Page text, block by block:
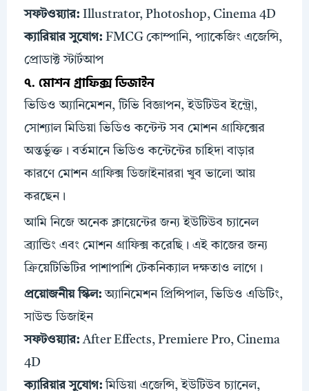
সফটওয়্যার: Illustrator, Photoshop, Cinema 4D
ক্যারিয়ার সুযোগ: FMCG কোম্পানি, প্যাকেজিং এজেন্সি,
প্রোডাক্ট স্টার্টআপ
৭. মোশন গ্রাফিক্স ডিজাইন
ভিডিও অ্যানিমেশন, টিভি বিজ্ঞাপন, ইউটিউব ইন্ট্রো,
সোশ্যাল মিডিয়া ভিডিও কন্টেন্ট সব মোশন গ্রাফিক্সের
অন্তর্ভুক্ত। বর্তমানে ভিডিও কন্টেন্টের চাহিদা বাড়ার
কারণে মোশন গ্রাফিক্স ডিজাইনাররা খুব ভালো আয়
করছেন।
আমি নিজে অনেক ক্লায়েন্টের জন্য ইউটিউব চ্যানেল
ব্র্যান্ডিং এবং মোশন গ্রাফিক্স করেছি। এই কাজের জন্য
ক্রিয়েটিভিটির পাশাপাশি টেকনিক্যাল দক্ষতাও লাগে।
প্রয়োজনীয় স্কিল: অ্যানিমেশন প্রিন্সিপাল, ভিডিও এডিটিং,
সাউন্ড ডিজাইন
সফটওয়্যার: After Effects, Premiere Pro, Cinema
4D
ক্যারিয়ার সুযোগ: মিডিয়া এজেন্সি, ইউটিউব চ্যানেল,